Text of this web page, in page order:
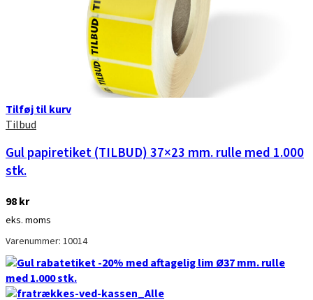
Tilføj til kurv
Tilbud
Gul papiretiket (TILBUD) 37×23 mm. rulle med 1.000
stk.
98kr
eks. moms
Varenummer: 10014